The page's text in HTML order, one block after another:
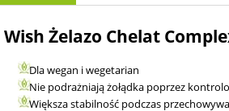
Wish Żelazo Chelat
Dla wegan i wegetarian
Nie podrażniają żołądka poprzez
Większa stabilność podczas